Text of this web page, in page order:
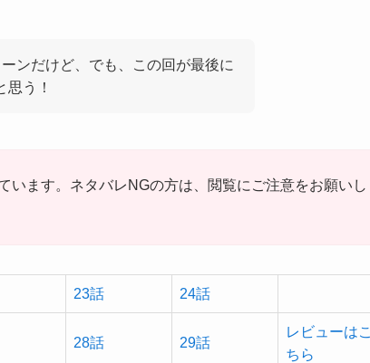
ンだけど、でも、この回が最後に
う！
います。ネタバレNGの方は、閲覧にご注意をお願いし
23話 24話
28話 29話
レビューはこ
ちら